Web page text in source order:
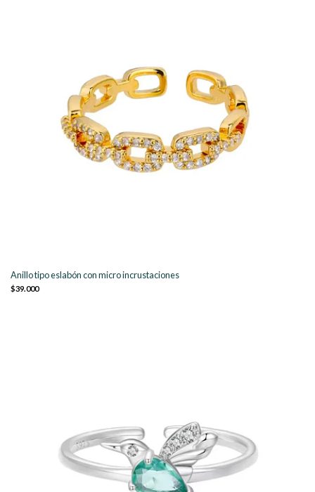
Anillo tipo eslabón con micro incrustaciones
$39.000